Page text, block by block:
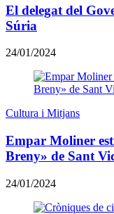
El delegat del
Súria
24/01/2024
Cultura i Mitjans
Empar Moliner
Breny» de Sant
24/01/2024